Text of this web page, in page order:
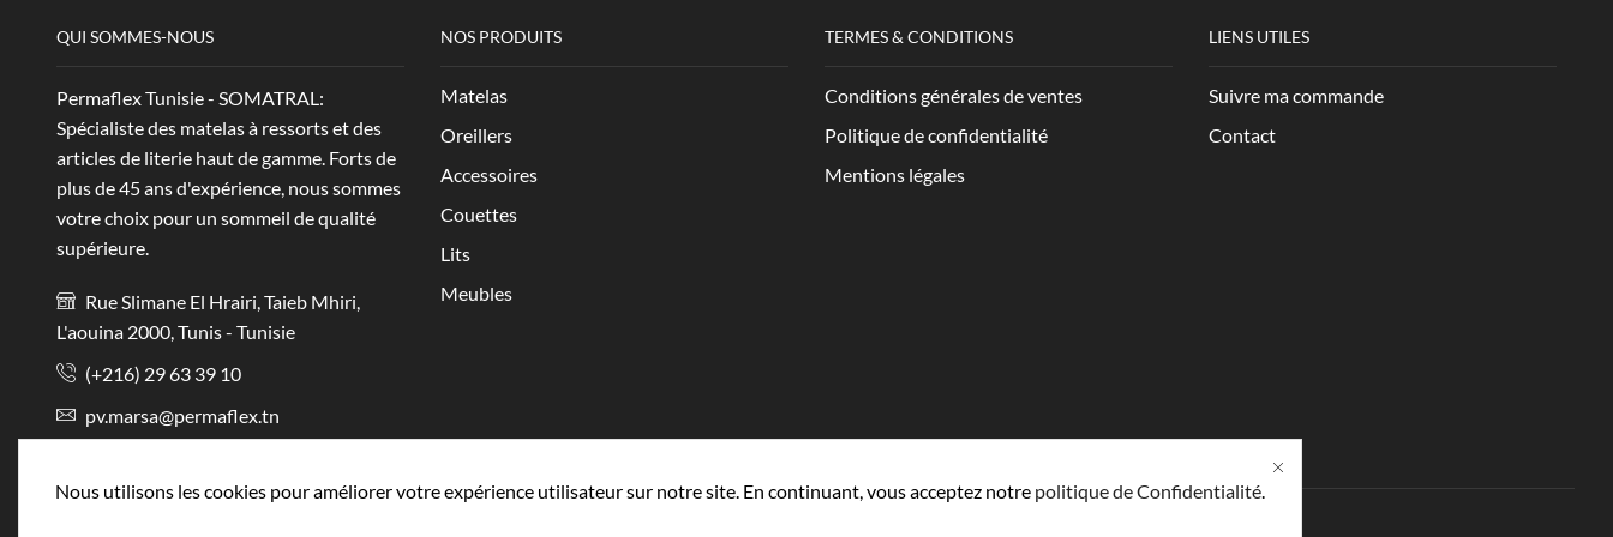
QUI SOMMES-NOUS
Permaflex Tunisie - SOMATRAL:
Spécialiste des matelas à ressorts et des
articles de literie haut de gamme. Forts de
plus de 45 ans d'expérience, nous sommes
votre choix pour un sommeil de qualité
supérieure.
Rue Slimane El Hrairi, Taieb Mhiri,
L'aouina 2000, Tunis - Tunisie
(+216) 29 63 39 10
pv.marsa@permaflex.tn
NOS PRODUITS
Matelas
Oreillers
Accessoires
Couettes
Lits
Meubles
TERMES & CONDITIONS
Conditions générales de ventes
Politique de confidentialité
Mentions légales
LIENS UTILES
Suivre ma commande
Contact
Nous utilisons les cookies pour améliorer votre expérience utilisateur sur notre site. En continuant, vous acceptez notre politique de Confidentialité.